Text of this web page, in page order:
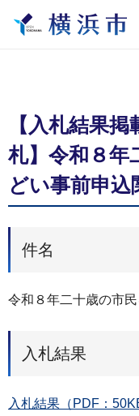
【入札結果
札】令和８年
どい事前申込
件名
令和８年二十歳の市
入札結果
入札結果（PDF：